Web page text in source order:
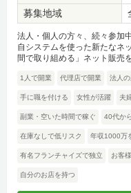
募集地域
法人・個人の方々、続々参加
自システムを使った新たなネ
間で取り組める」ネット販売
1人で開業 代理店で開業 法人
手に職を付ける 女性が活躍 夫
副業・空いた時間で稼ぐ 40代か
在庫なしで低リスク 年収1000万
有名フランチャイズで独立 お客
自分のお店を持つ